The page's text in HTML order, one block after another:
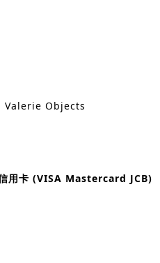
Objects
用卡 (VISA Mastercard JCB)